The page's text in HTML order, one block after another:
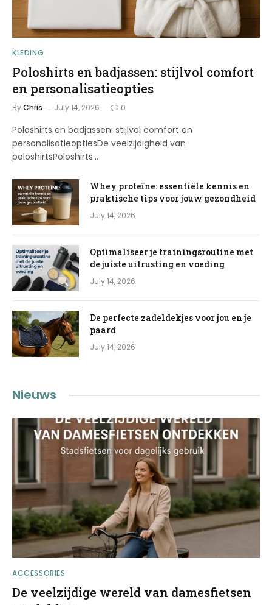
KLEDING
Poloshirts en badjassen: stijlvol comfort
en personalisatieopties
ByChris July 14, 2026 0
Poloshirts en badjassen: stijlvol comfort en
personalisatieoptiesDe veelzijdigheid van
poloshirtsPoloshirts…
Whey proteïne: essentiële kennis en
praktische tips voor jouw gezondheid
July 14, 2026
Optimaliseer je trainingsroutine met
de juiste uitrusting en voeding
July 14, 2026
De perfecte zadeldekjes voor jou en je
paard
July 14, 2026
Nieuws
ACCESSORIES
De veelzijdige wereld van damesfietsen